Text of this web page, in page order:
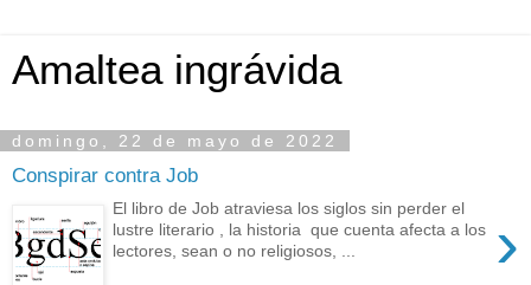
Amaltea ingrávida
domingo, 22 de mayo de 2022
Conspirar contra Job
›
El libro de Job atraviesa los siglos sin perder el
lustre literario , la historia que cuenta afecta a los
lectores, sean o no religiosos, ...